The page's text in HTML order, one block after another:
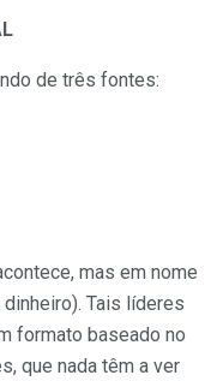
de três fontes:
mas em nome
Tais líderes
formato baseado no
que nada têm a ver